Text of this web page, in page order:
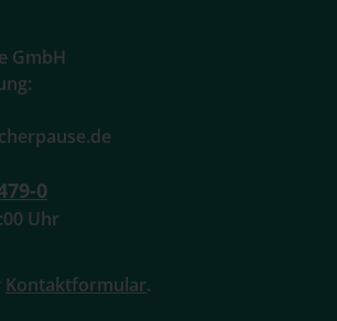
GmbH
0
Uhr
Kontaktformular.